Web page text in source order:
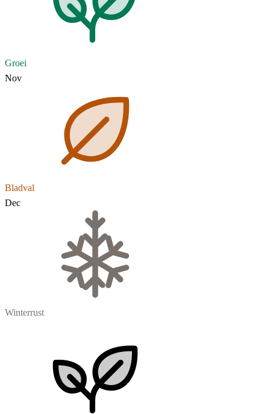
Groei
Nov
Bladval
Dec
Winterrust